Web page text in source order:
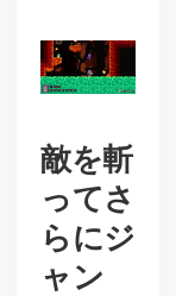
敵を斬
ってさ
らにジ
ャン